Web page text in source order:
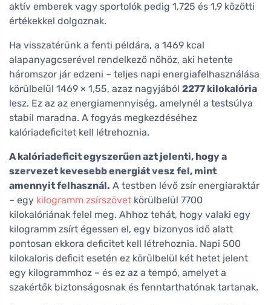
aktív emberek vagy sportolók pedig 1,725 és 1,9 közötti
értékekkel dolgoznak.
Ha visszatérünk a fenti példára, a 1469 kcal
alapanyagcserével rendelkező nőhöz, aki hetente
háromszor jár edzeni – teljes napi energiafelhasználása
körülbelül 1469 × 1,55, azaz nagyjából 2277 kilokalória
lesz. Ez az az energiamennyiség, amelynél a testsúlya
stabil maradna. A fogyás megkezdéséhez
kalóriadeficitet kell létrehoznia.
A kalóriadeficit egyszerűen azt jelenti, hogy a
szervezet kevesebb energiát vesz fel, mint
amennyit felhasznál. A testben lévő zsír energiaraktár
– egy kilogramm zsírszövet körülbelül 7700
kilokalóriának felel meg. Ahhoz tehát, hogy valaki egy
kilogramm zsírt égessen el, egy bizonyos idő alatt
pontosan ekkora deficitet kell létrehoznia. Napi 500
kilokaloris deficit esetén ez körülbelül két hetet jelent
egy kilogrammhoz – és ez az a tempó, amelyet a
szakértők biztonságosnak és fenntarthatónak tartanak.